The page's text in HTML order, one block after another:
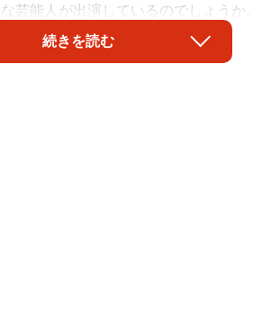
芸能人が出演しているのでしょうか。
気度や将来性について定期調査を行っ
キテクトが発表した「サスペンスドラ
続きを読む